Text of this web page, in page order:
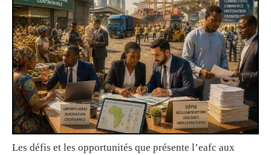
Les défis et les opportunités que présente l’eafc aux